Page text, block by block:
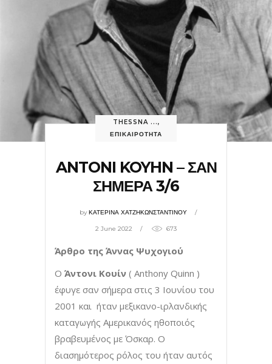
THESSNA ...,
ΕΠΙΚΑΙΡΟΤΗΤΑ
ANTONI KOYHN – ΣΑΝ
ΣΗΜΕΡΑ 3/6
byΚΑΤΕΡΙΝΑ ΧΑΤΖΗΚΩΝΣΤΑΝΤΙΝΟΥ
2 June 2022 673
Άρθρο της Άννας Ψυχογιού
Ο Άντονι Κουίν ( Anthony Quinn )
έφυγε σαν σήμερα στις 3 Ιουνίου του
2001 και ήταν μεξικανο-ιρλανδικής
καταγωγής Αμερικανός ηθοποιός
βραβευμένος με Όσκαρ. Ο
διασημότερος ρόλος του ήταν αυτός